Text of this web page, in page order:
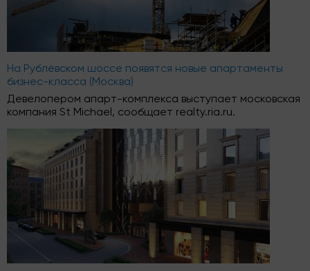
На Рублёвском шоссе появятся новые апартаменты
бизнес-класса (Москва)
Девелопером апарт-комплекса выступает московская
компания St Michael, сообщает realty.ria.ru.